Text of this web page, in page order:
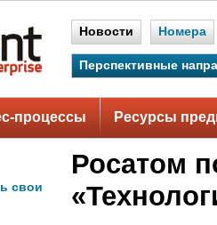
Новости Номера
Перспективные
процессы Ресурсы
свои
Росатом